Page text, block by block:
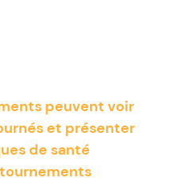
peuvent voir
et présenter
de santé